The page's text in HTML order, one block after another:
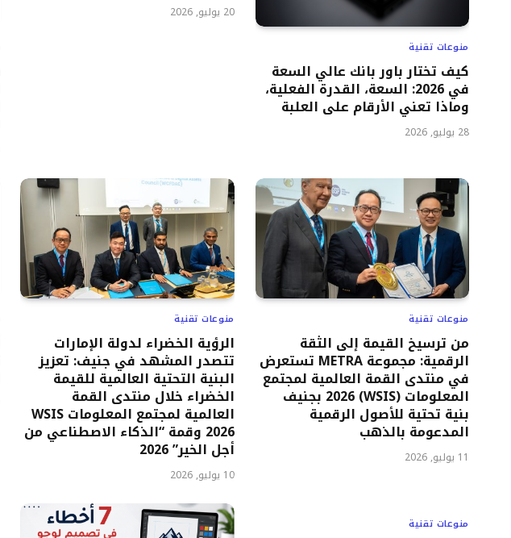
منوعات تقنية
كيف تختار باور بانك عالي السعة
في 2026: السعة، القدرة الفعلية،
وماذا تعني الأرقام على العلبة
28 يوليو, 2026
20 يوليو, 2026
منوعات تقنية
من ترسيخ القيمة إلى الثقة
الرقمية: مجموعة METRA تستعرض
في منتدى القمة العالمية لمجتمع
المعلومات (WSIS) 2026 بجنيف
بنية تحتية للأصول الرقمية
المدعومة بالذهب
11 يوليو, 2026
منوعات تقنية
الرؤية الخضراء لدولة الإمارات
تتصدر المشهد في جنيف: تعزيز
البنية التحتية العالمية للقيمة
الخضراء خلال منتدى القمة
العالمية لمجتمع المعلومات WSIS
2026 وقمة “الذكاء الاصطناعي من
أجل الخير” 2026
10 يوليو, 2026
منوعات تقنية